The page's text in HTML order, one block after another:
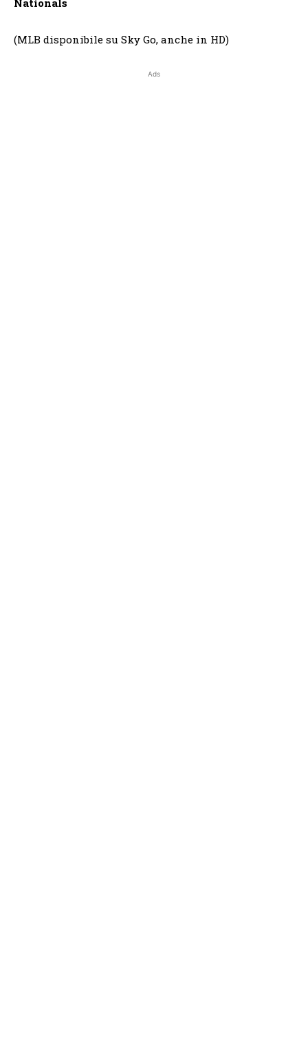
(MLB disponibile su Sky Go, anche in HD)
Ads